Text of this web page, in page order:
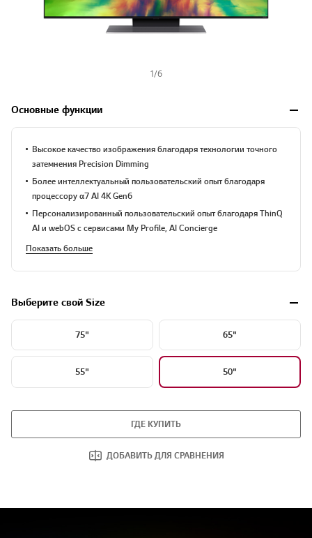
1/6
Основные функции
Высокое качество изображения благодаря технологии точного
затемнения Precision Dimming
Более интеллектуальный пользовательский опыт благодаря
процессору α7 AI 4K Gen6​
Персонализированный пользовательский опыт благодаря ThinQ
AI и webOS с сервисами My Profile, AI Concierge
Показать больше
Выберите свой Size
75" 65"
55" 50"
ГДЕ КУПИТЬ
ДОБАВИТЬ ДЛЯ СРАВНЕНИЯ